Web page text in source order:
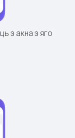
з акна з яго